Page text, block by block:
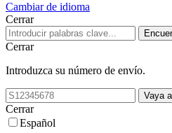
Cambiar de idioma
Cerrar
Cerrar
Introduzca su número de envío.
Cerrar
Español